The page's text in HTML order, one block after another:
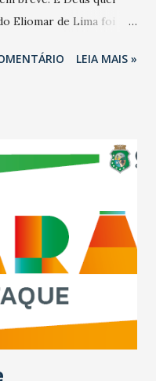
Eliomar de Lima foi
o término do
a coluna online
impresso está sendo
E OSSO. De supetão, li
segunda a qual o
de labuta diária no
despede. Fiquei
ardendo a sal e a
da aposentadoria.
LEIA MAIS »